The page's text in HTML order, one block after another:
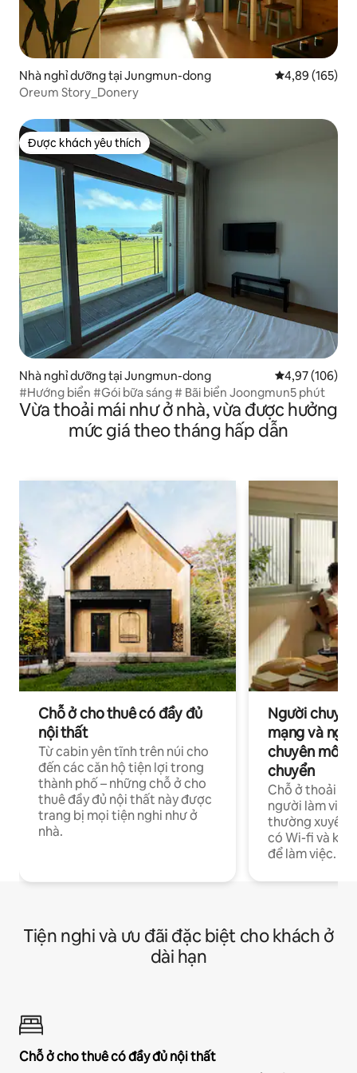
Nhà nghỉ dưỡng tại Jungmun-dong Xếp hạng
4,89 (165)
Oreum Story_Donery
Được khách yêu thích
Được khách yêu thích
Nhà nghỉ dưỡng tại Jungmun-dong Xếp hạng
4,97 (106)
#Hướng biển #Gói bữa sáng # Bãi biển Joongmun5 phút
Vừa thoải mái như ở nhà, vừa được hưởng
mức giá theo tháng hấp dẫn
Chỗ ở cho thuê có đầy đủ
nội thất
Từ cabin yên tĩnh trên núi cho
đến các căn hộ tiện lợi trong
thành phố – những chỗ ở cho
thuê đầy đủ nội thất này được
trang bị mọi tiện nghi như ở
nhà.
Người
mạng và
chuyên môn
chuyển
Chỗ ở thoải
người làm việc
thường xuyên
có Wi-fi và
để làm việc.
Tiện nghi và ưu đãi đặc biệt cho khách ở
dài hạn
Chỗ ở cho thuê có đầy đủ nội thất